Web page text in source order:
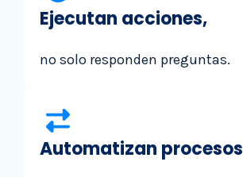
Ejecutan acciones,
no solo responden preguntas.
Automatizan procesos